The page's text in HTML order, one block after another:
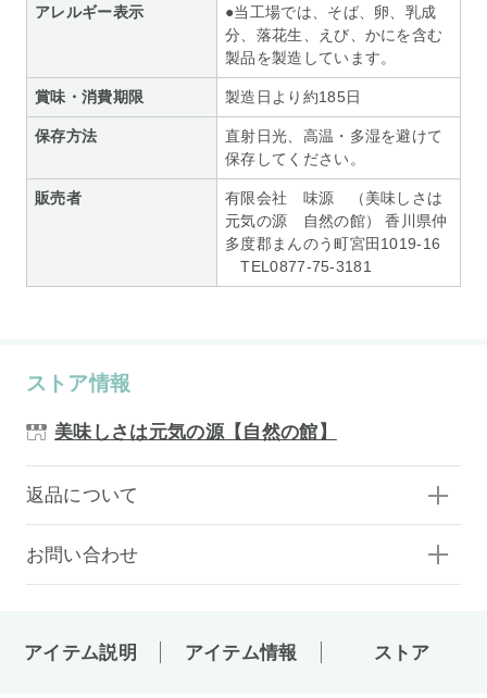
アレルギー表示
●当工場では、そば、卵、乳成
分、落花生、えび、かにを含む
製品を製造しています。
賞味・消費期限 製造日より約185日
保存方法
直射日光、高温・多湿を避けて
保存してください。
販売者
有限会社 味源 （美味しさは
元気の源 自然の館） 香川県仲
多度郡まんのう町宮田1019-16
TEL0877-75-3181
ストア情報
美味しさは元気の源【自然の館】
返品について
お問い合わせ
アイテム説明 アイテム情報 ストア